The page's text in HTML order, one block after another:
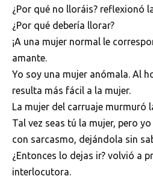
¿Por qué no lloráis? reflexionó
¿Por qué debería llorar?
¡A una mujer normal le
amante.
Yo soy una mujer anómala. Al
resulta más fácil a la mujer.
La mujer del carruaje murmuró
Tal vez seas tú la mujer, pero
con sarcasmo, dejándola sin
¿Entonces lo dejas ir? volvió a
interlocutora.